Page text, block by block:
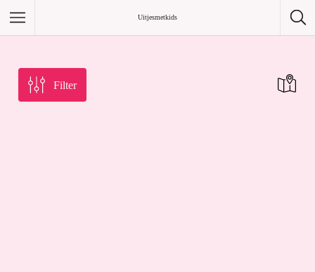
Uitjesmetkids
Filter